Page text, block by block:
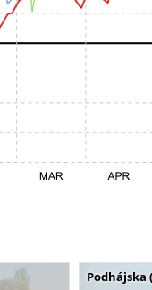
Podhájska